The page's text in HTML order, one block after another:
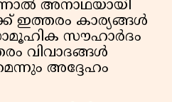
അനാഥയായി
ഇത്തരം കാര്യങ്ങൾ
സൗഹാർദം
വിവാദങ്ങൾ
അദ്ദേഹം